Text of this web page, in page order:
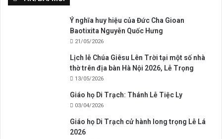
Ý nghĩa huy hiệu của Đức Cha Gioan
Baotixita Nguyễn Quốc Hưng
21/05/2026
Lịch lễ Chúa Giêsu Lên Trời tại một số nhà
thờ trên địa bàn Hà Nội 2026, Lễ Trọng
13/05/2026
Giáo họ Di Trạch: Thánh Lễ Tiệc Ly
03/04/2026
Giáo họ Di Trạch cử hành long trọng Lễ Lá
2026